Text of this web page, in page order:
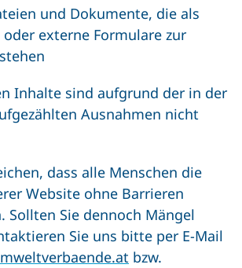
und Dokumente, die als
externe Formulare zur
Inhalte sind aufgrund der in der
Ausnahmen nicht
dass alle Menschen die
Website ohne Barrieren
Sollten Sie dennoch Mängel
Sie uns bitte per E-Mail
bzw.